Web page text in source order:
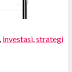
, investasi,strategi